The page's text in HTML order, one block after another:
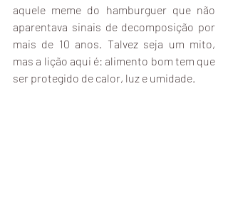
aquele meme do hamburguer que não
aparentava sinais de decomposição por
mais de 10 anos. Talvez seja um mito,
mas a lição aqui é: alimento bom tem que
ser protegido de calor, luz e umidade.